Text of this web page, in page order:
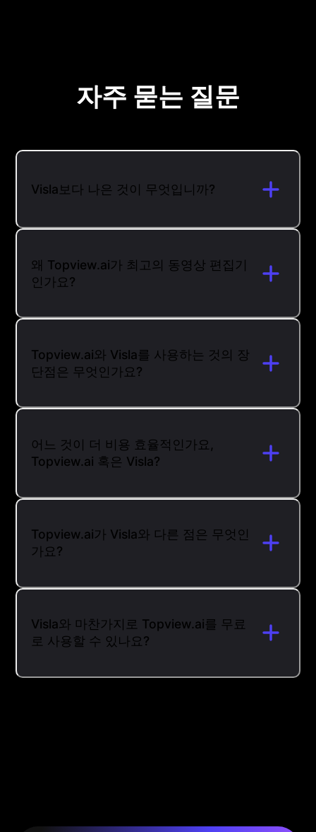
자주 묻는 질문
Visla보다 나은 것이 무엇입니까?
왜 Topview.ai가 최고의 동영상 편집기
인가요?
Topview.ai와 Visla를 사용하는 것의 장
단점은 무엇인가요?
어느 것이 더 비용 효율적인가요,
Topview.ai 혹은 Visla?
Topview.ai가 Visla와 다른 점은 무엇인
가요?
Visla와 마찬가지로 Topview.ai를 무료
로 사용할 수 있나요?